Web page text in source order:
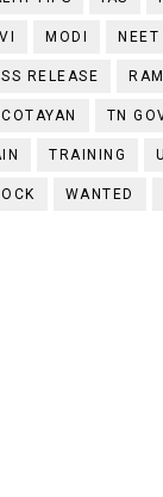
MODI NEET
RELEASE
TN
TRAINING
WANTED